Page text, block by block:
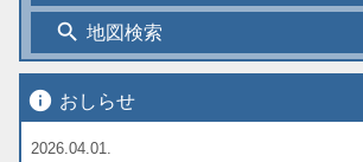
search 地図検索
info おしらせ
2026.04.01.